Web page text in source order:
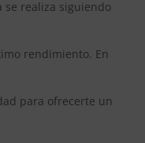
se realiza siguiendo
rendimiento. En
para ofrecerte un